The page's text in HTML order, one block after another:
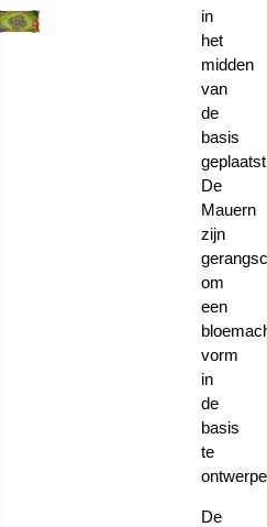
in
het
midden
van
de
basis
De
Mauern
zijn
om
een
vorm
in
de
basis
te
De